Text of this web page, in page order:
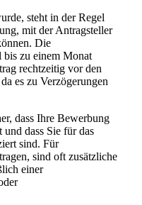
steht in der Regel
mit der Antragsteller
Die
bis zu einem Monat
rechtzeitig vor den
es zu Verzögerungen
dass Ihre Bewerbung
dass Sie für das
sind. Für
sind oft zusätzliche
einer